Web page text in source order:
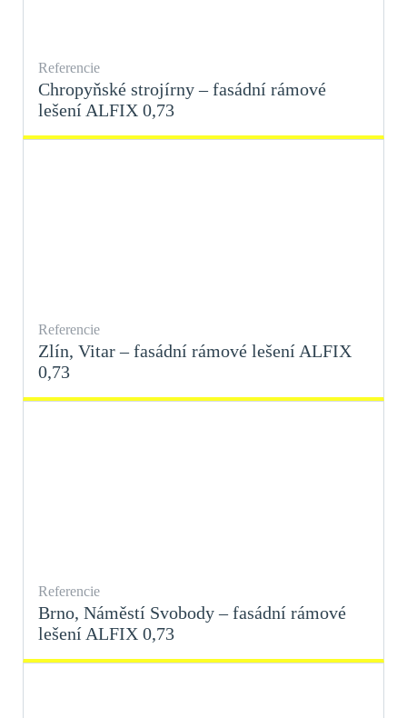
Referencie
Chropyňské strojírny – fasádní rámové
lešení ALFIX 0,73
Referencie
Zlín, Vitar – fasádní rámové lešení ALFIX
0,73
Referencie
Brno, Náměstí Svobody – fasádní rámové
lešení ALFIX 0,73